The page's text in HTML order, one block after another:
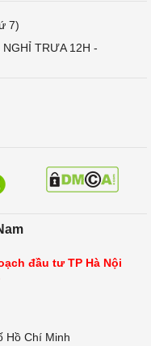
7)
TRƯA 12H -
đầu tư TP Hà Nội
Hồ Chí Minh